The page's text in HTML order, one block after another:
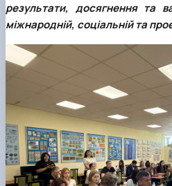
результати, досягнення та
міжнародній, соціальній та